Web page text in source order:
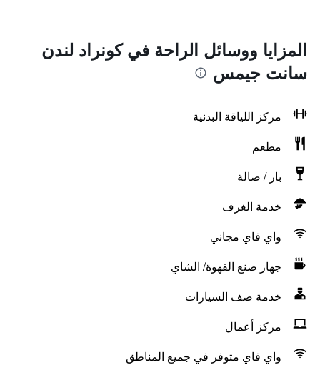
المزايا ووسائل الراحة في كونراد لندن
سانت جيمس
مركز اللياقة البدنية
مطعم
بار / صالة
خدمة الغرف
واي فاي مجاني
جهاز صنع القهوة/ الشاي
خدمة صف السيارات
مركز أعمال
واي فاي متوفر في جميع المناطق